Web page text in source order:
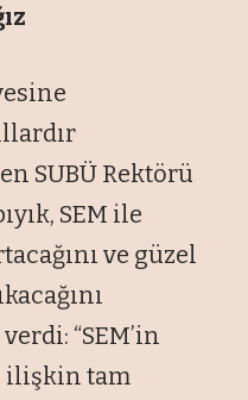
SUBÜ Rektörü
SEM ile
ve güzel
“SEM’in
ilişkin tam